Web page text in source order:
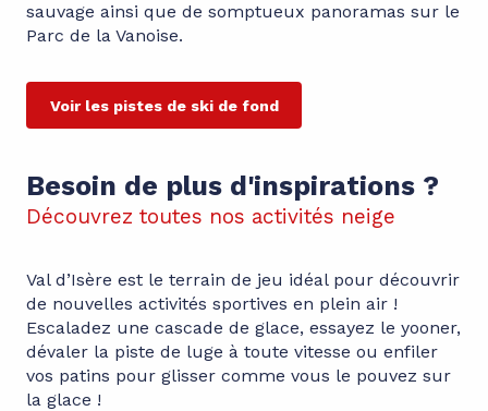
sauvage ainsi que de somptueux panoramas sur le
Parc de la Vanoise.
Voir les pistes de ski de fond
Besoin de plus d'inspirations ?
Découvrez toutes nos activités neige
Val d’Isère est le terrain de jeu idéal pour découvrir
de nouvelles activités sportives en plein air !
Escaladez une cascade de glace, essayez le yooner,
dévaler la piste de luge à toute vitesse ou enfiler
vos patins pour glisser comme vous le pouvez sur
la glace !